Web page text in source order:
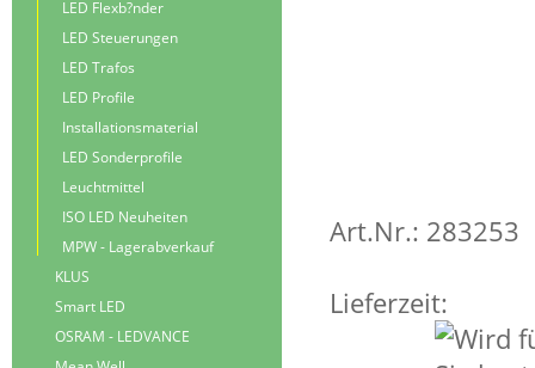
Art.Nr.: 283253
Lieferzeit:
LED Flexb?nder
LED Steuerungen
LED Trafos
LED Profile
Installationsmaterial
LED Sonderprofile
Leuchtmittel
ISO LED Neuheiten
MPW - Lagerabverkauf
KLUS
Smart LED
OSRAM - LEDVANCE